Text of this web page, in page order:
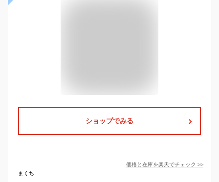
ショップでみる
価格と在庫を楽天でチェック >>
まくち